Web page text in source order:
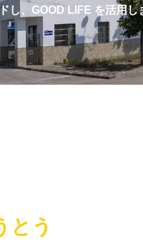
し、GOOD LIFE を活用し
とう